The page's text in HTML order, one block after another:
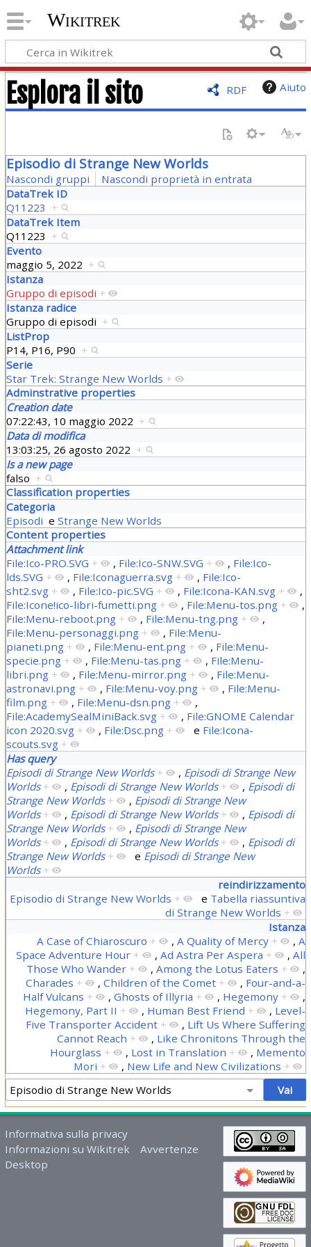
Wikitrek
RDF Aiuto
Esplora il sito
Episodio di Strange New Worlds
Nascondi gruppi
Nascondi proprietà in entrata
DataTrek ID
Q11223 +
DataTrek Item
Q11223 +
Evento
maggio 5, 2022 +
Istanza
Gruppo di episodi +
Istanza radice
Gruppo di episodi +
ListProp
P14, P16, P90 +
Serie
Star Trek: Strange New Worlds +
Adminstrative properties
Creation date
07:22:43, 10 maggio 2022 +
Data di modifica
13:03:25, 26 agosto 2022 +
Is a new page
falso +
Classification properties
Categoria
Episodi e Strange New Worlds
Content properties
Attachment link
File:Ico-PRO.SVG + , File:Ico-SNW.SVG + , File:Ico-
lds.SVG + , File:Iconaguerra.svg + , File:Ico-
sht2.svg + , File:Ico-pic.SVG + , File:Icona-KAN.svg +
,
File:Icone!ico-libri-fumetti.png + , File:Menu-tos.png +
,
File:Menu-reboot.png + , File:Menu-tng.png +
,
File:Menu-personaggi.png + , File:Menu-
pianeti.png + , File:Menu-ent.png + , File:Menu-
specie.png + , File:Menu-tas.png + , File:Menu-
libri.png + , File:Menu-mirror.png + , File:Menu-
astronavi.png + , File:Menu-voy.png + , File:Menu-
film.png + , File:Menu-dsn.png +
,
File:AcademySealMiniBack.svg + , File:GNOME Calendar
icon 2020.svg + , File:Dsc.png + e File:Icona-
scouts.svg +
Has query
Episodi di Strange New Worlds + , Episodi di Strange New
Worlds + , Episodi di Strange New Worlds + , Episodi di
Strange New Worlds + , Episodi di Strange New
Worlds + , Episodi di Strange New Worlds + , Episodi di
Strange New Worlds + , Episodi di Strange New
Worlds + , Episodi di Strange New Worlds + , Episodi di
Strange New Worlds + e Episodi di Strange New
Worlds +
reindirizzamento
Episodio di Strange New Worlds + e Tabella riassuntiva
di Strange New Worlds +
Istanza
A Case of Chiaroscuro + ,A Quality of Mercy + ,A
Space Adventure Hour + ,Ad Astra Per Aspera + ,All
Those Who Wander + ,Among the Lotus Eaters +
,
Charades + ,Children of the Comet + , Four-and-a-
Half Vulcans + ,Ghosts of Illyria + , Hegemony +
,
Hegemony, Part II + , Human Best Friend + , Level-
Five Transporter Accident + , Lift Us Where Suffering
Cannot Reach + , Like Chronitons Through the
Hourglass + , Lost in Translation + , Memento
Mori + , New Life and New Civilizations +
Informativa sulla privacy
Informazioni su Wikitrek
Avvertenze
Desktop